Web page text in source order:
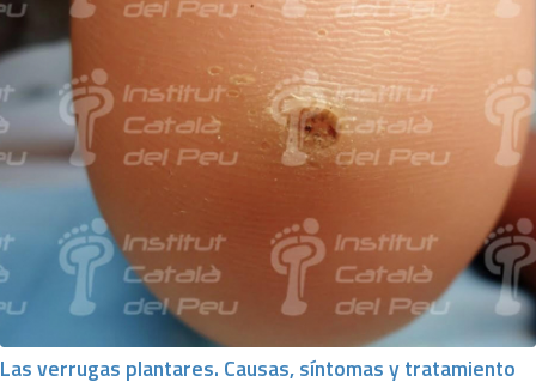
Las verrugas plantares. Causas, síntomas y tratamiento